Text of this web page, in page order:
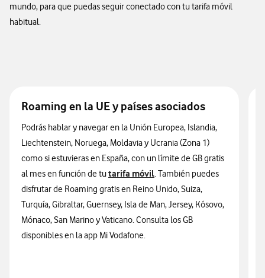
mundo, para que puedas seguir conectado con tu tarifa móvil
habitual.
Roaming en la UE y países asociados
Podrás hablar y navegar en la Unión Europea, Islandia,
Liechtenstein, Noruega, Moldavia y Ucrania (Zona 1)
como si estuvieras en España, con un límite de GB gratis
al mes en función de tutarifa móvil. También puedes
disfrutar de Roaming gratis en Reino Unido, Suiza,
Turquía, Gibraltar, Guernsey, Isla de Man, Jersey, Kósovo,
Mónaco, San Marino y Vaticano. Consulta los GB
disponibles en la app Mi Vodafone.